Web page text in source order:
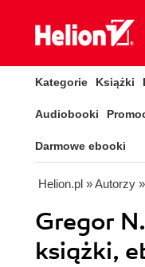
Kategorie Książki
Audiobooki
Darmowe ebooki
Helion.pl » Autorzy
Gregor
książki,